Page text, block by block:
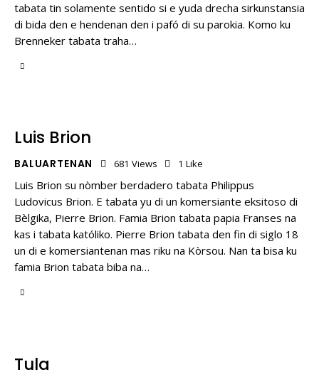
tabata tin solamente sentido si e yuda drecha sirkunstansia
di bida den e hendenan den i pafó di su parokia. Komo ku
Brenneker tabata traha…
Luis Brion
BALUARTENAN 681 Views 1 Like
Luis Brion su nòmber berdadero tabata Philippus
Ludovicus Brion. E tabata yu di un komersiante eksitoso di
Bèlgika, Pierre Brion. Famia Brion tabata papia Franses na
kas i tabata katóliko. Pierre Brion tabata den fin di siglo 18
un di e komersiantenan mas riku na Kòrsou. Nan ta bisa ku
famia Brion tabata biba na…
Tula